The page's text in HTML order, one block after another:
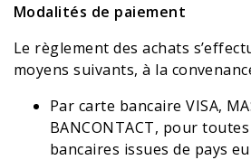
Modalités de paiement
Le règlement des achats
moyens suivants, à la
Par carte bancaire VISA,
BANCONTACT, pour
bancaires issues de pays